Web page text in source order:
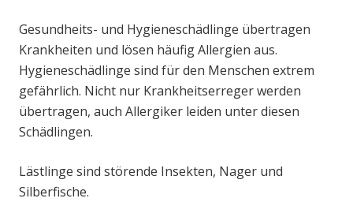
Gesundheits- und Hygieneschädlinge übertragen
Krankheiten und lösen häufig Allergien aus.
Hygieneschädlinge sind für den Menschen extrem
gefährlich. Nicht nur Krankheitserreger werden
übertragen, auch Allergiker leiden unter diesen
Schädlingen.
Lästlinge sind störende Insekten, Nager und
Silberfische.